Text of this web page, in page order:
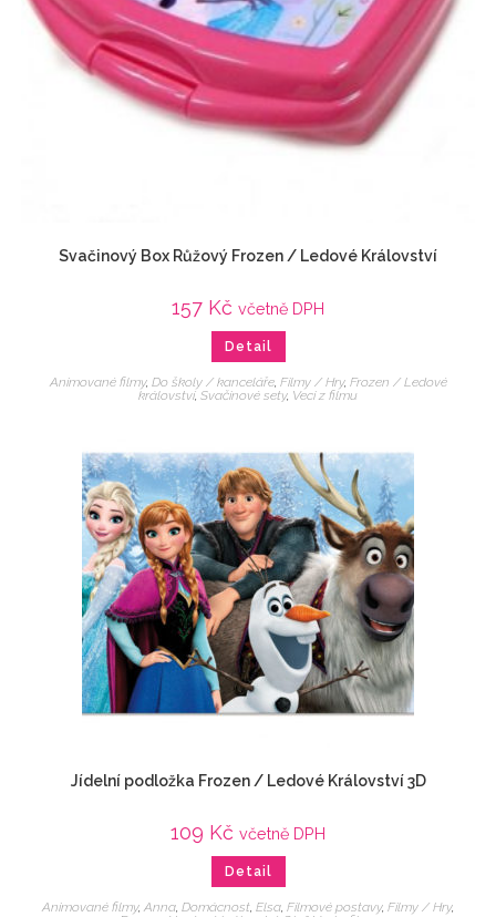
Svačinový Box Růžový Frozen / Ledové Království
157 Kč včetně DPH
Detail
Animované filmy, Do školy / kanceláře, Filmy / Hry, Frozen / Ledové
království, Svačinové sety, Veci z filmu
Jídelní podložka Frozen / Ledové Království 3D
109 Kč včetně DPH
Detail
Animované filmy, Anna, Domácnost, Elsa, Filmové postavy, Filmy / Hry,